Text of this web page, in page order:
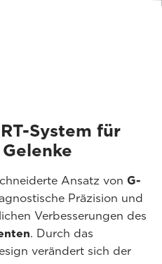
System für
Ansatz von G-
Präzision und
Verbesserungen des
. Durch das
verändert sich der